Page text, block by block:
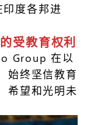
度各邦进
受教育权利
Group 在以
始终坚信教育
希望和光明未